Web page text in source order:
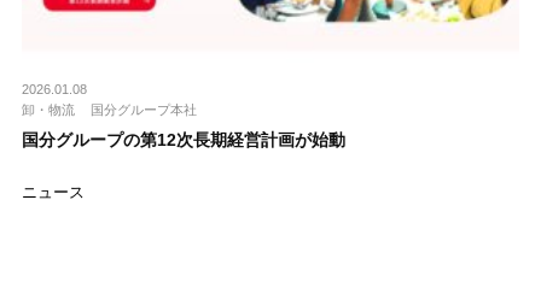
2026.01.08
卸・物流
国分グループ本社
国分グループの第12次長期経営計画が始動
ニュース